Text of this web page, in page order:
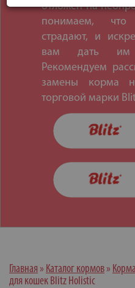
отложен на
понимаем,
страдают, и
вам дать им
Рекомендуем
замены корма
торговой марки
Главная » Каталог кормов»
для кошек Blitz Holistic